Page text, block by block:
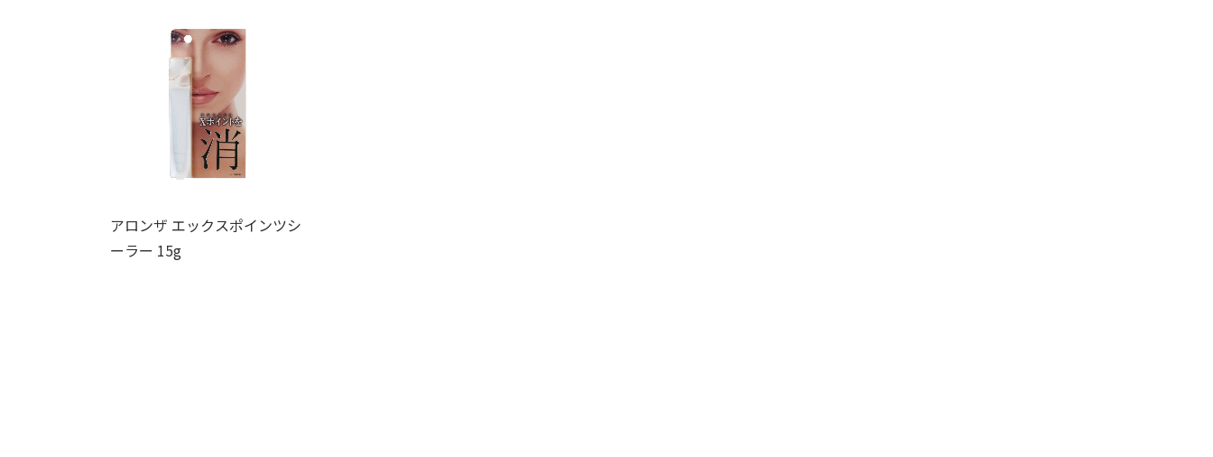
アロンザ エックスポインツシ
ーラー 15g